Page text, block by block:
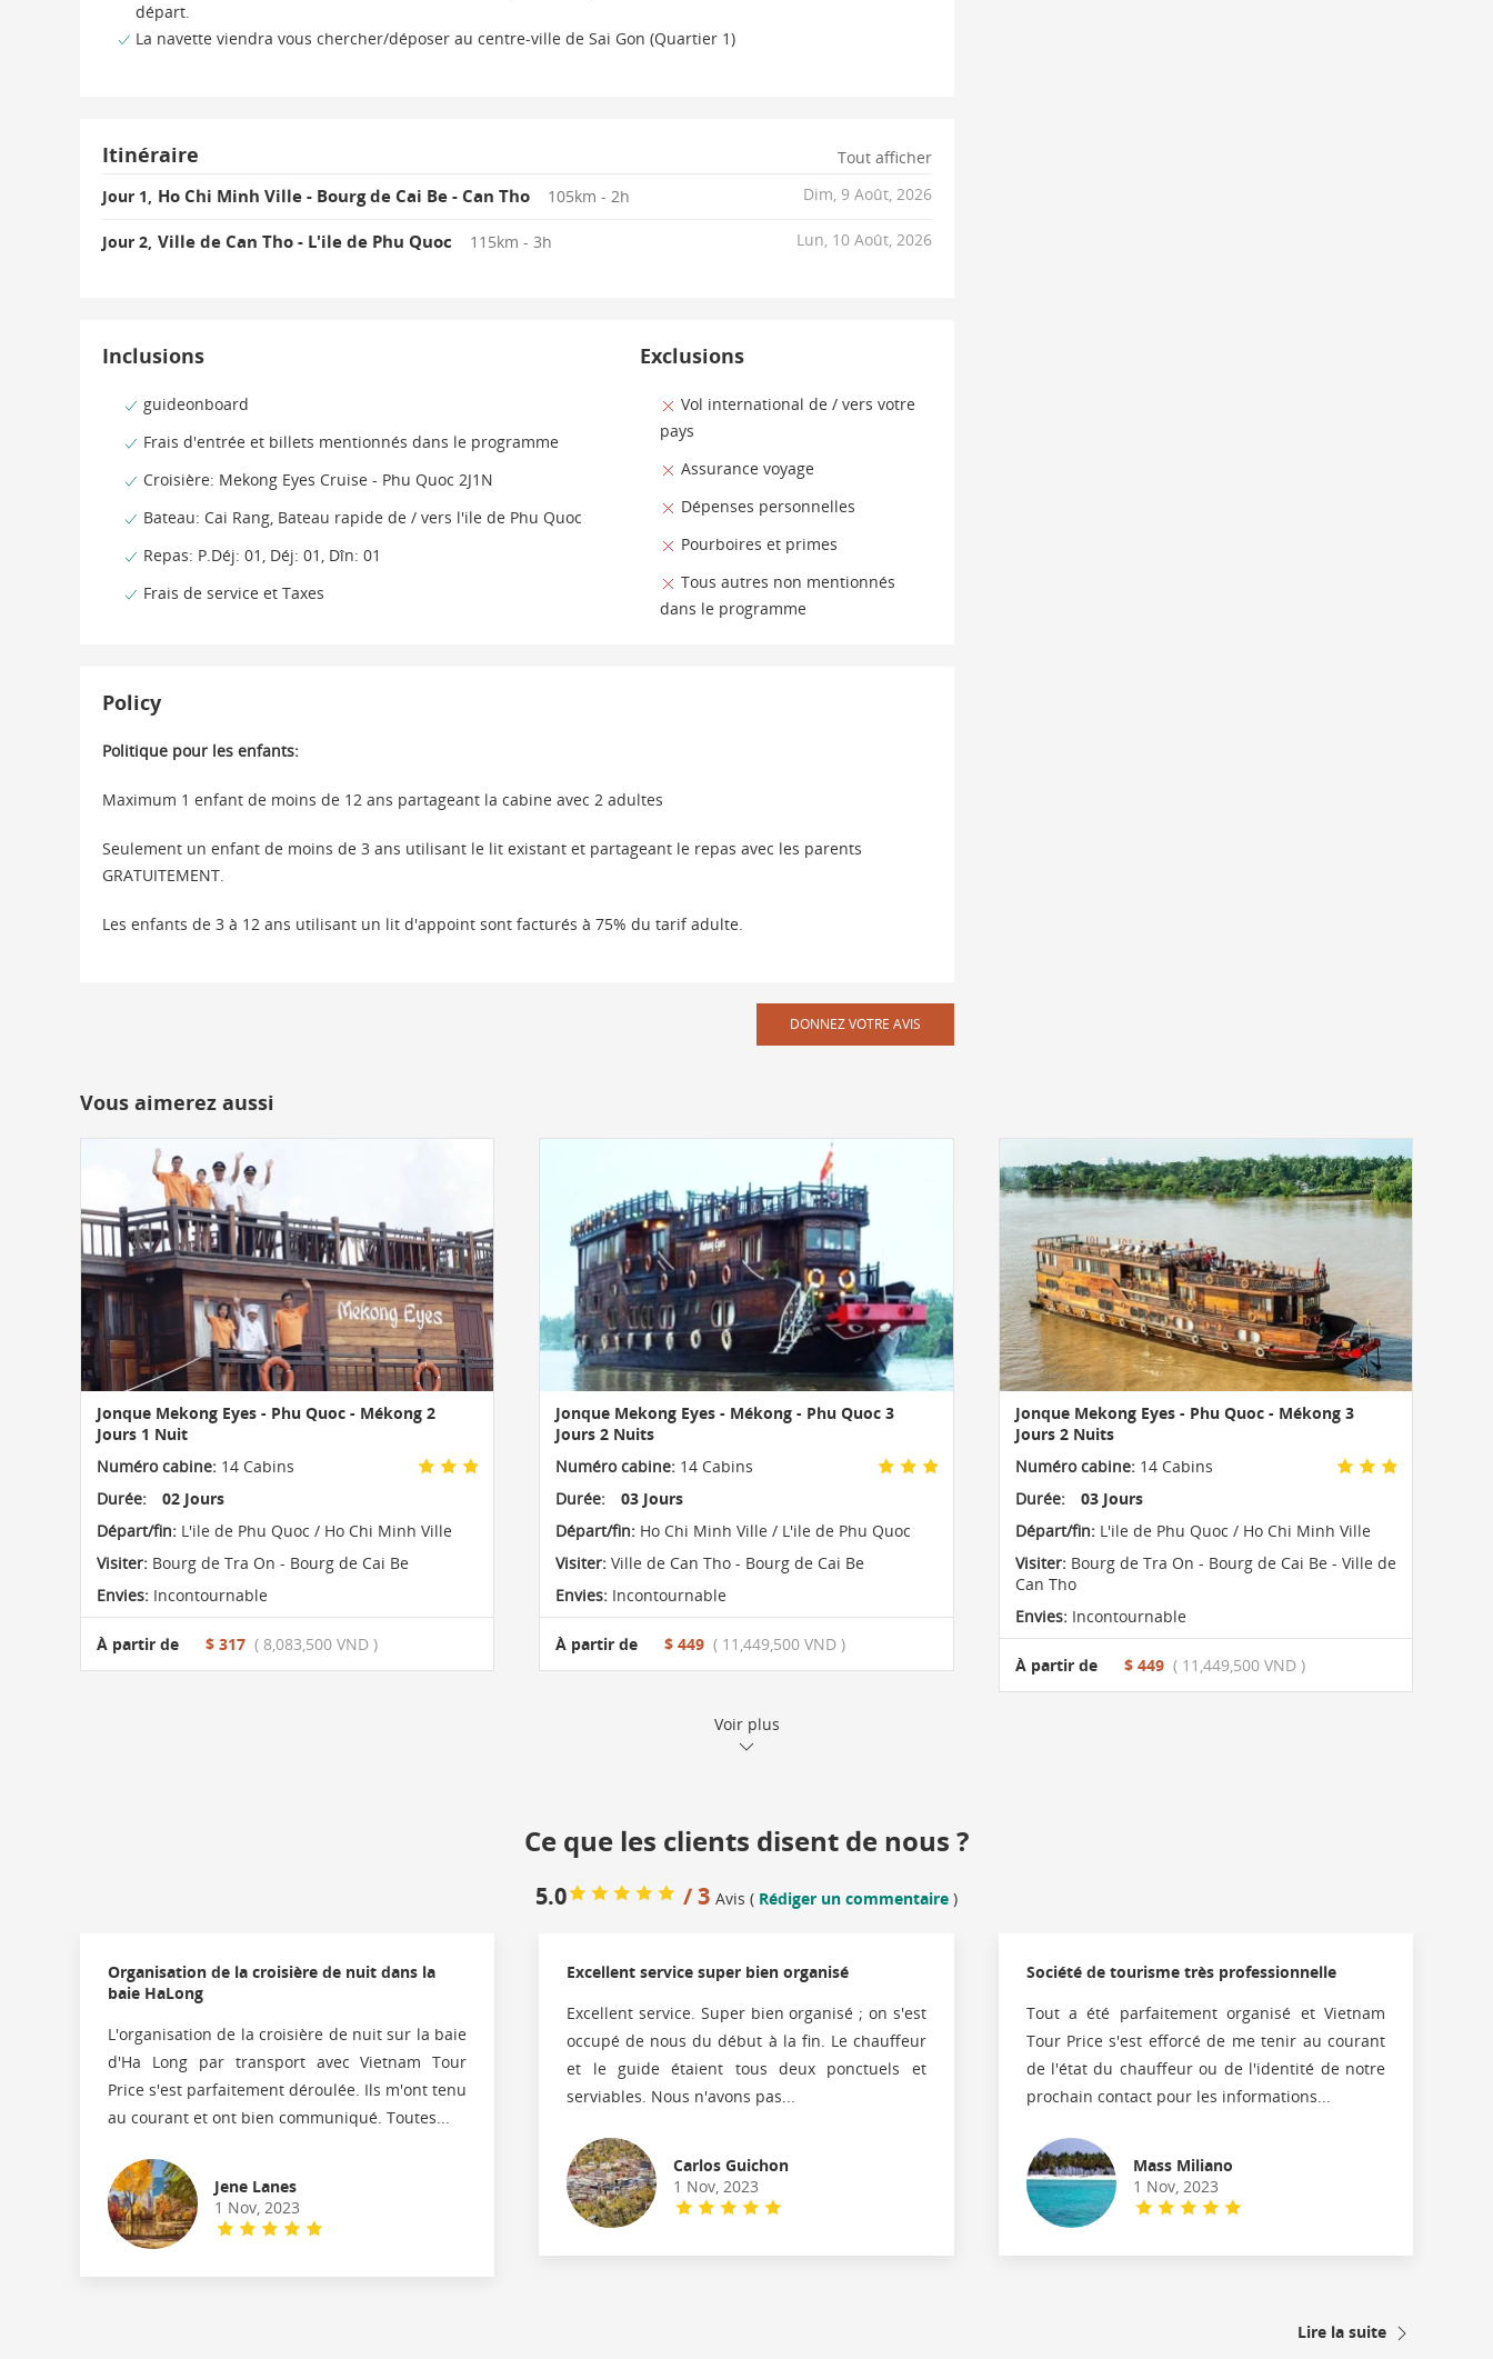
départ.
La navette viendra vous chercher/déposer au centre-ville de Sai Gon (Quartier 1)
Itinéraire
Tout afficher
Jour 1, Ho Chi Minh Ville - Bourg de Cai Be - Can Tho 105km - 2h Dim, 9 Août, 2026
Jour 2, Ville de Can Tho - L'ile de Phu Quoc 115km - 3h Lun, 10 Août, 2026
Inclusions
guideonboard
Frais d'entrée et billets mentionnés dans le programme
Croisière: Mekong Eyes Cruise - Phu Quoc 2J1N
Bateau: Cai Rang, Bateau rapide de / vers l'ile de Phu Quoc
Repas: P.Déj: 01, Déj: 01, Dîn: 01
Frais de service et Taxes
Exclusions
Vol international de / vers votre
pays
Assurance voyage
Dépenses personnelles
Pourboires et primes
Tous autres non mentionnés
dans le programme
Policy
Politique pour les enfants:
Maximum 1 enfant de moins de 12 ans partageant la cabine avec 2 adultes
Seulement un enfant de moins de 3 ans utilisant le lit existant et partageant le repas avec les parents
GRATUITEMENT.
Les enfants de 3 à 12 ans utilisant un lit d'appoint sont facturés à 75% du tarif adulte.
DONNEZ VOTRE AVIS
Vous aimerez aussi
Jonque Mekong Eyes - Phu Quoc - Mékong 2
Jours 1 Nuit
Numéro cabine: 14 Cabins
Durée:
02 Jours
Départ/fin: L'ile de Phu Quoc / Ho Chi Minh Ville
Visiter: Bourg de Tra On - Bourg de Cai Be
Envies: Incontournable
À partir de $ 317 ( 8,083,500 VND )
Jonque Mekong Eyes - Mékong - Phu Quoc 3
Jours 2 Nuits
Numéro cabine: 14 Cabins
Durée:
03 Jours
Départ/fin: Ho Chi Minh Ville / L'ile de Phu Quoc
Visiter: Ville de Can Tho - Bourg de Cai Be
Envies: Incontournable
À partir de $ 449 ( 11,449,500 VND )
Jonque Mekong Eyes - Phu Quoc - Mékong 3
Jours 2 Nuits
Numéro cabine:14 Cabins
Durée:
03 Jours
Départ/fin:L'ile de Phu Quoc / Ho Chi Minh Ville
Visiter:Bourg de Tra On - Bourg de Cai Be - Ville de
Can Tho
Envies:Incontournable
À partir de $ 449 ( 11,449,500 VND )
Voir plus
Ce que les clients disent de nous ?
5.0 / 3 Avis ( Rédiger un commentaire )
Organisation de la croisière de nuit dans la
baie HaLong
L'organisation de la croisière de nuit sur la baie
d'Ha Long par transport avec Vietnam Tour
Price s'est parfaitement déroulée. Ils m'ont tenu
au courant et ont bien communiqué. Toutes...
Jene Lanes
1 Nov, 2023
Excellent service super bien organisé
Excellent service. Super bien organisé ; on s'est
occupé de nous du début à la fin. Le chauffeur
et le guide étaient tous deux ponctuels et
serviables. Nous n'avons pas...
Carlos Guichon
1 Nov, 2023
Société de tourisme très professionnelle
Tout a été parfaitement organisé et Vietnam
Tour Price s'est efforcé de me tenir au courant
de l'état du chauffeur ou de l'identité de notre
prochain contact pour les informations...
Mass Miliano
1 Nov, 2023
Lire la suite